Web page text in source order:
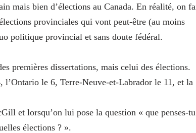
mais bien d’élections au Canada. En réalité, on
provinciales qui vont peut-être (au moins
politique provincial et sans doute fédéral.
premières dissertations, mais celui des élections.
le 6, Terre-Neuve-et-Labrador le 11, et la
et lorsqu’on lui pose la question « que penses-tu
élections ? ».